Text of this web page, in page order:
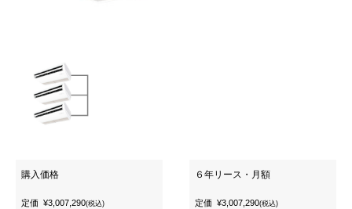
購入価格
定価 ¥3,007,290(税込)
６年リース・月額
定価 ¥3,007,290(税込)